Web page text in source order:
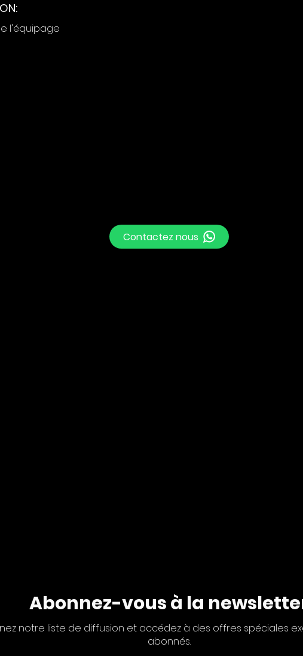
l'équipage
Contactez nous
Abonnez-vous à la
notre liste de diffusion et accédez à des offres spéciales
abonnés.